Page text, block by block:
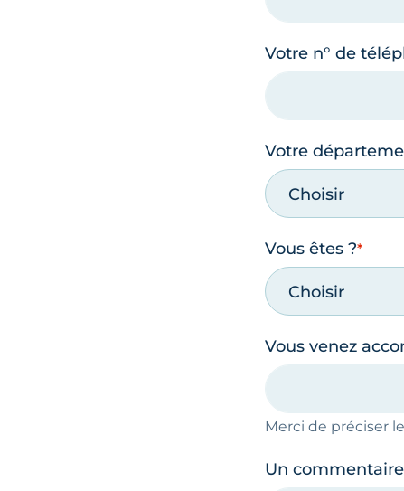
Votre n° de
Votre
Choisir
Vous êtes ?
Choisir
Vous venez
Merci de préciser
Un